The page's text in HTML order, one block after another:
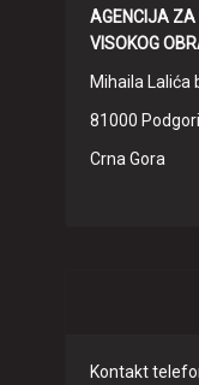
AGENCIJA
VISOKOG
Mihaila Lalića
81000
Crna Gora
Kontakt